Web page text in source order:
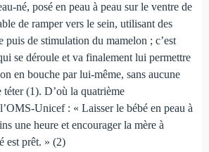
né, posé en peau à peau sur le ventre de
de ramper vers le sein, utilisant des
puis de stimulation du mamelon ; c’est
se déroule et va finalement lui permettre
en bouche par lui-même, sans aucune
téter (1). D’où la quatrième
Unicef : « Laisser le bébé en peau à
une heure et encourager la mère à
est prêt. » (2)